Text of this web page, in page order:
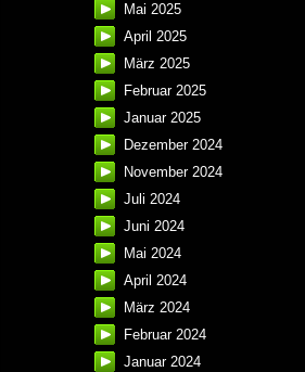
Mai 2025
April 2025
März 2025
Februar 2025
Januar 2025
Dezember 2024
November 2024
Juli 2024
Juni 2024
Mai 2024
April 2024
März 2024
Februar 2024
Januar 2024